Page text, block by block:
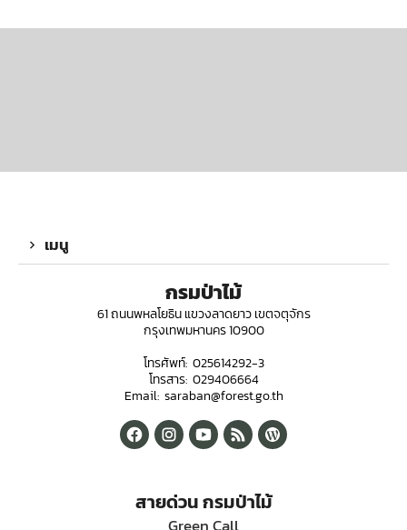
เมนู
กรมป่าไม้
61 ถนนพหลโยธิน แขวงลาดยาว เขตจตุจักร
กรุงเทพมหานคร 10900
โทรศัพท์: 025614292-3
โทรสาร: 029406664
Email: saraban@forest.go.th
สายด่วน กรมป่าไม้
Green Call